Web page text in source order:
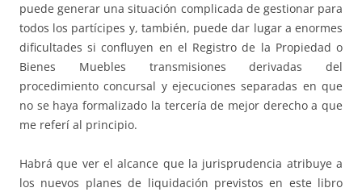
puede generar una situación complicada de gestionar para
todos los partícipes y, también, puede dar lugar a enormes
dificultades si confluyen en el Registro de la Propiedad o
Bienes Muebles transmisiones derivadas del
procedimiento concursal y ejecuciones separadas en que
no se haya formalizado la tercería de mejor derecho a que
me referí al principio.
Habrá que ver el alcance que la jurisprudencia atribuye a
los nuevos planes de liquidación previstos en este libro